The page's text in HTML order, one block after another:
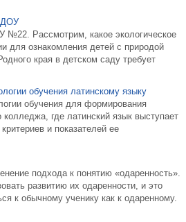
ДОУ
№22. Рассмотрим, какое экологическое
для ознакомления детей с природой
края в детском саду требует
обучения латинскому языку
обучения для формирования
где латинский язык выступает
и показателей ее
подхода к понятию «одаренность».
развитию их одаренности, и это
к обычному ученику как к одаренному.